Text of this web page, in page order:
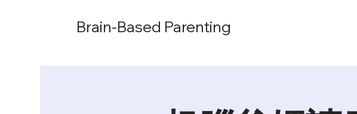
Brain-Based Parenting